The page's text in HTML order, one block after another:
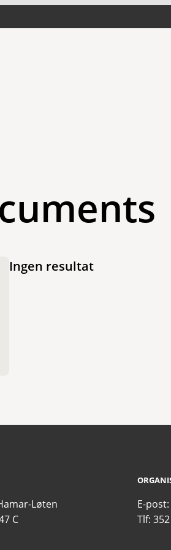
Ingen resultat
Løten
C
E-post:
Tlf: